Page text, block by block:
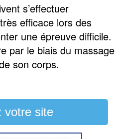
s’effectuer
efficace lors des
une épreuve difficile.
par le biais du massage
son corps.
votre site